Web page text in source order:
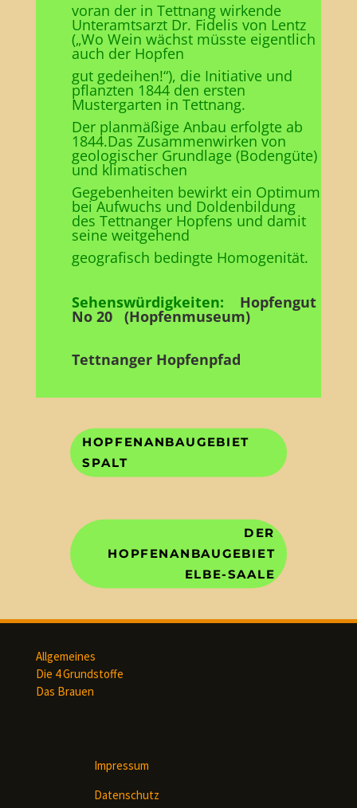
voran der in Tettnang wirkende
Unteramtsarzt Dr. Fidelis von Lentz
(„Wo Wein wächst müsste eigentlich
auch der Hopfen
gut gedeihen!“), die Initiative und
pflanzten 1844 den ersten
Mustergarten in Tettnang.
Der planmäßige Anbau erfolgte ab
1844.Das Zusammenwirken von
geologischer Grundlage (Bodengüte)
und klimatischen
Gegebenheiten bewirkt ein Optimum
bei Aufwuchs und Doldenbildung
des Tettnanger Hopfens und damit
seine weitgehend
geografisch bedingte Homogenität.
Sehenswürdigkeiten: Hopfengut
No 20 (Hopfenmuseum)
Tettnanger Hopfenpfad
HOPFENANBAUGEBIET
SPALT
DER
HOPFENANBAUGEBIET
ELBE-SAALE
Allgemeines
Die 4 Grundstoffe
Das Brauen
Impressum
Datenschutz